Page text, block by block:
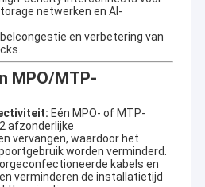
netwerken en AI-
en verbetering van
MPO/MTP-
Eén MPO- of MTP-
afzonderlijke
vervangen, waardoor het
worden verminderd.
kabels en
verminderen de installatietijd
glasvezel jumpers, militaire
high-density
datacenters, module cassettes,
multi-core optische kabels,
passieve optische
WDM (Wavelength Division
koperen springers, keystone jacks,
aan het ISO 9001:2015